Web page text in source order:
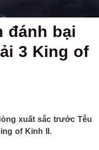
đánh bại
3 King of
xuất sắc trước Tễu
of Kinh II.